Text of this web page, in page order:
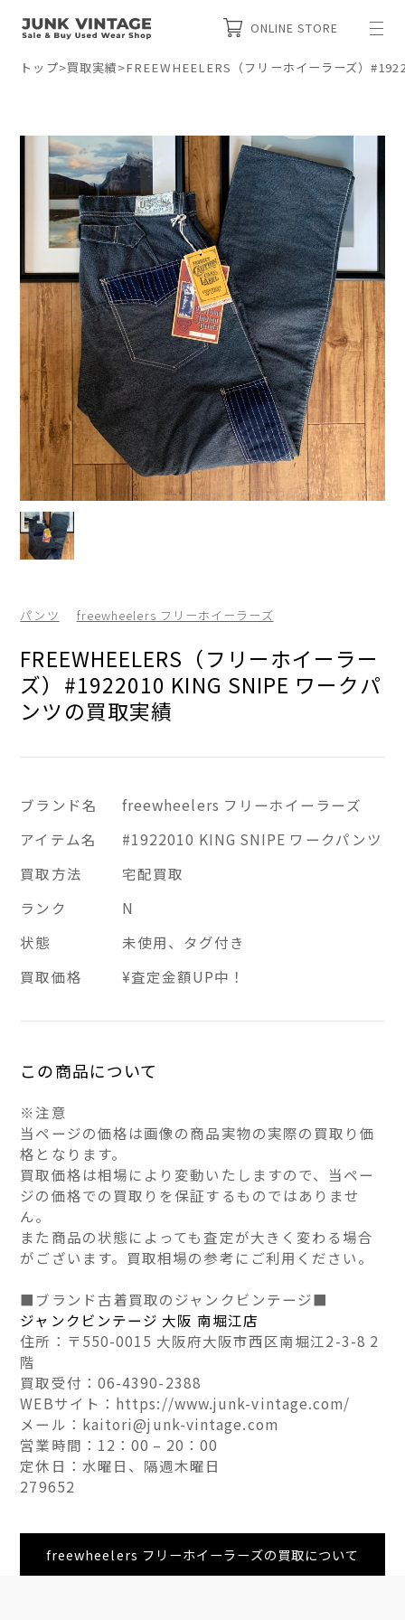
ONLINE STORE
トップ>買取実績>FREEWHEELERS（フリーホイーラーズ）
パンツ freewheelers フリーホイーラーズ
FREEWHEELERS（フリーホイーラー
ズ）#1922010 KING SNIPE ワークパ
ンツの買取実績
ブランド名
freewheelers フリーホイーラーズ
アイテム名
#1922010 KING SNIPE ワークパンツ
買取方法
宅配買取
ランク
N
状態
未使用、タグ付き
買取価格
¥査定金額UP中！
この商品について
※注意
当ページの価格は画像の商品実物の実際の買取り価
格となります。
買取価格は相場により変動いたしますので、当ペー
ジの価格での買取りを保証するものではありませ
ん。
また商品の状態によっても査定が大きく変わる場合
がございます。買取相場の参考にご利用ください。
■ブランド古着買取のジャンクビンテージ■
ジャンクビンテージ 大阪 南堀江店
住所：〒550-0015 大阪府大阪市西区南堀江2-3-8 2
階
買取受付：06-4390-2388
WEBサイト：https://www.junk-vintage.com/
メール：kaitori@junk-vintage.com
営業時間：12：00 – 20：00
定休日：水曜日、隔週木曜日
279652
freewheelers フリーホイーラーズの買取について